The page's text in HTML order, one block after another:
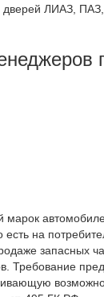
дверей ЛИАЗ ,
на
запасных
Требование